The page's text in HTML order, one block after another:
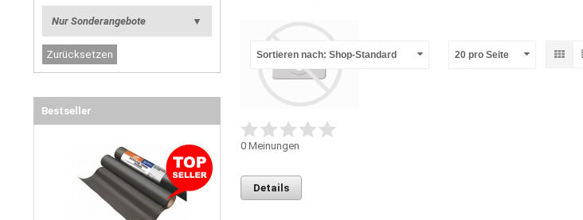
Sortieren nach: Shop-Standard 20 pro Seite
0 Meinungen
Details
Nur Sonderangebote ▼
Bestseller